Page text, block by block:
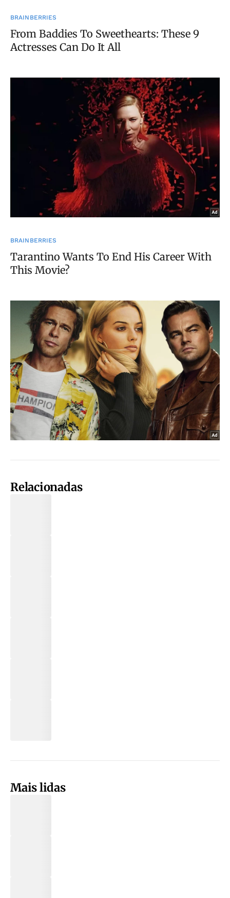
Relacionadas
Mais lidas